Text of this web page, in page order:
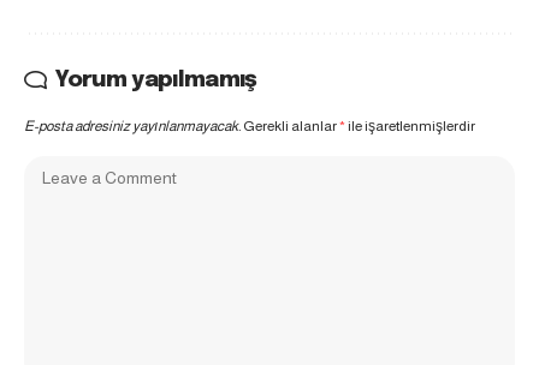
Yorum yapılmamış
E-posta adresiniz yayınlanmayacak. Gerekli alanlar*ile işaretlenmişlerdir